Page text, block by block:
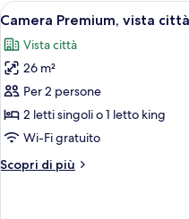
Apri
tutte
le
foto
per
Camera
Premium,
città
7
Camera Premium, vista
Vista città
26 m²
Per 2 persone
2 letti singoli o 1 letto king
Wi-Fi gratuito
Scopri di più
Altri